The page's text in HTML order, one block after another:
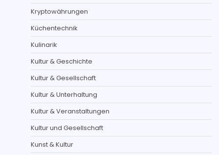
Kryptowährungen
Küchentechnik
Kulinarik
Kultur & Geschichte
Kultur & Gesellschaft
Kultur & Unterhaltung
Kultur & Veranstaltungen
Kultur und Gesellschaft
Kunst & Kultur